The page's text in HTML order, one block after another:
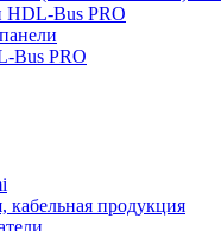
Bus PRO
Bus PRO
кабельная продукция